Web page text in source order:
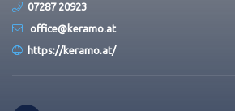
07287 20923
office@keramo.at
https://keramo.at/